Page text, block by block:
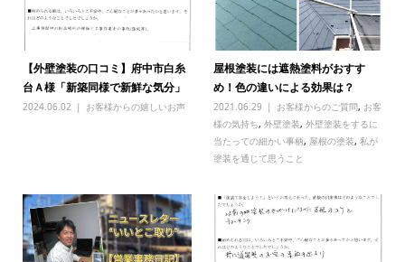
【外壁塗装の口コミ】府中市白糸
台Ａ様「新築同様で新鮮な気分」
2024.06.02 お客様からの嬉しいお声
屋根塗装には遮熱塗料がおすす
め！色の違いによる効果は？
2021.06.29 お客様からのご質問, お客
様の気持ち,外壁塗装,外壁塗装をするに
当たっての細かい事柄, 屋根の塗装,私が
塗装を通じて思うこと